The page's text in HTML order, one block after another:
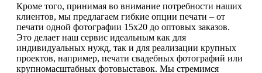
Кроме того, принимая во внимание потребности наших
клиентов, мы предлагаем гибкие опции печати – от
печати одной фотографии 15х20 до оптовых заказов.
Это делает наш сервис идеальным как для
индивидуальных нужд, так и для реализации крупных
проектов, например, печати свадебных фотографий или
крупномасштабных фотовыставок. Мы стремимся